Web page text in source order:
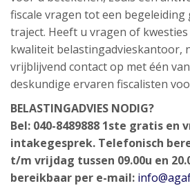
fiscale vragen tot een begeleiding
traject. Heeft u vragen of
kwaliteit belastingadvieskantoor,
vrijblijvend contact op met één
deskundige ervaren fiscalisten
BELASTINGADVIES NODIG?
Bel: 040-8489888 1ste gratis en
intakegesprek. Telefonisch
t/m vrijdag tussen 09.00u en
bereikbaar per e-mail: